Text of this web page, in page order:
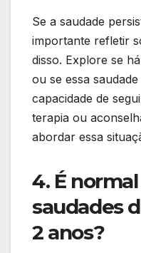
Se a saudade
importante refletir
disso. Explore se
ou se essa
capacidade de
terapia ou
abordar essa
4. É
saudades
2 anos?